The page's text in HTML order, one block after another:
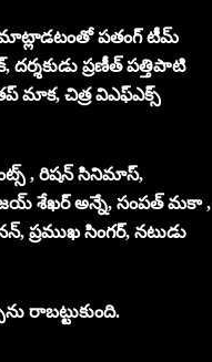
మాట్లాడటంతో పతంగ్‌ టీమ్‌
ప్రణీత్‌ పత్తిపాటి
మాక, చిత్ర విఎఫ్‌ఎక్స్‌
, రిష‌న్ సినిమాస్,
శేఖ‌ర్ అన్నే, సంప‌త్ మకా ,
ప్ర‌ముఖ సింగ‌ర్, న‌టుడు
రాబట్టుకుంది.